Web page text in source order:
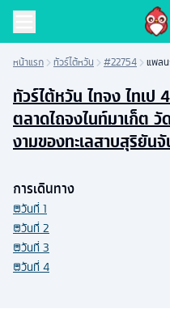
หน้าแรก ทัวร์ไต้หวัน #22754 แพลน
ทัวร์ไต้หวัน ไทจง ไทเป
ตลาดไถจงไนท์มาเก็ต
งามของทะเลสาบสุริยัน
การเดินทาง
วันที่ 1
วันที่ 2
วันที่ 3
วันที่ 4